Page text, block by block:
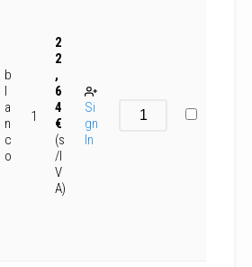
b
l
a
n
c
o
1
2
2
,
6
4
€
(s
/I
V
A)
Si
gn
In